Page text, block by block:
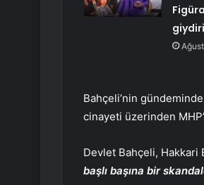
Bahçeli’nin
cinayeti üzerinden
Devlet Bahçeli, Hakkari
başlı başına bir